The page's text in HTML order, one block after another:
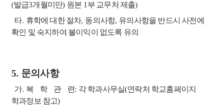
(발급3개월미만) 원본 1 부 교무처 제출)
타. 휴학에 대한 절차, 동의사항, 유의사항을 반드시 사전에
확인 및 숙지하여 불이익이 없도록 유의
5. 문의사항
가. 복 학 관 련: 각 학과사무실(연락처 학교홈페이지
학과정보 참고)